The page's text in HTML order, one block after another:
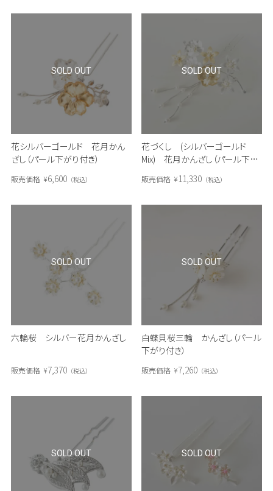
花シルバーゴールド 花月かん
ざし（パール下がり付き）
販売価格 ¥6,600 税込
SOLD OUT
花づくし (シルバーゴールド
Mix) 花月かんざし（パール下が
販売価格 ¥11,330 税込
SOLD OUT
六輪桜 シルバー花月かんざし
販売価格 ¥7,370 税込
SOLD OUT
白蝶貝桜三輪 かんざし（パール
下がり付き）
販売価格 ¥7,260 税込
SOLD OUT
SOLD OUT SOLD OUT